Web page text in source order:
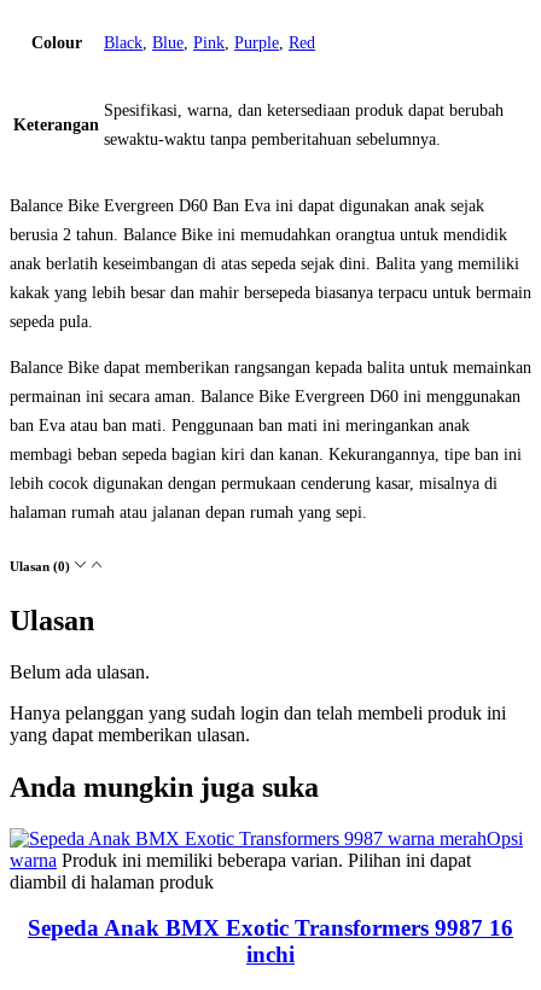
Colour Black, Blue, Pink, Purple, Red
Keterangan
Spesifikasi, warna, dan ketersediaan produk dapat berubah
sewaktu-waktu tanpa pemberitahuan sebelumnya.
Balance Bike Evergreen D60 Ban Eva ini dapat digunakan anak sejak
berusia 2 tahun. Balance Bike ini memudahkan orangtua untuk mendidik
anak berlatih keseimbangan di atas sepeda sejak dini. Balita yang memiliki
kakak yang lebih besar dan mahir bersepeda biasanya terpacu untuk bermain
sepeda pula.
Balance Bike dapat memberikan rangsangan kepada balita untuk memainkan
permainan ini secara aman. Balance Bike Evergreen D60 ini menggunakan
ban Eva atau ban mati. Penggunaan ban mati ini meringankan anak
membagi beban sepeda bagian kiri dan kanan. Kekurangannya, tipe ban ini
lebih cocok digunakan dengan permukaan cenderung kasar, misalnya di
halaman rumah atau jalanan depan rumah yang sepi.
Ulasan (0)
Ulasan
Belum ada ulasan.
Hanya pelanggan yang sudah login dan telah membeli produk ini
yang dapat memberikan ulasan.
Anda mungkin juga suka
Opsi
warna Produk ini memiliki beberapa varian. Pilihan ini dapat
diambil di halaman produk
Sepeda Anak BMX Exotic Transformers 9987 16
inchi